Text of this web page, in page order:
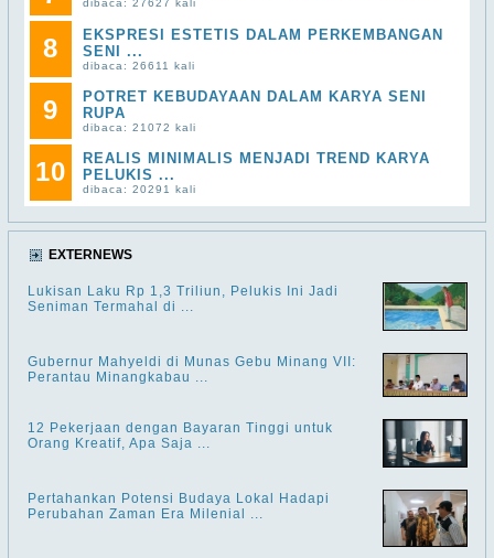
dibaca: 27627 kali
8
EKSPRESI ESTETIS DALAM PERKEMBANGAN
SENI ...
dibaca: 26611 kali
9
POTRET KEBUDAYAAN DALAM KARYA SENI
RUPA
dibaca: 21072 kali
10
REALIS MINIMALIS MENJADI TREND KARYA
PELUKIS ...
dibaca: 20291 kali
EXTERNEWS
Lukisan Laku Rp 1,3 Triliun, Pelukis Ini Jadi
Seniman Termahal di ...
Gubernur Mahyeldi di Munas Gebu Minang VII:
Perantau Minangkabau ...
12 Pekerjaan dengan Bayaran Tinggi untuk
Orang Kreatif, Apa Saja ...
Pertahankan Potensi Budaya Lokal Hadapi
Perubahan Zaman Era Milenial ...